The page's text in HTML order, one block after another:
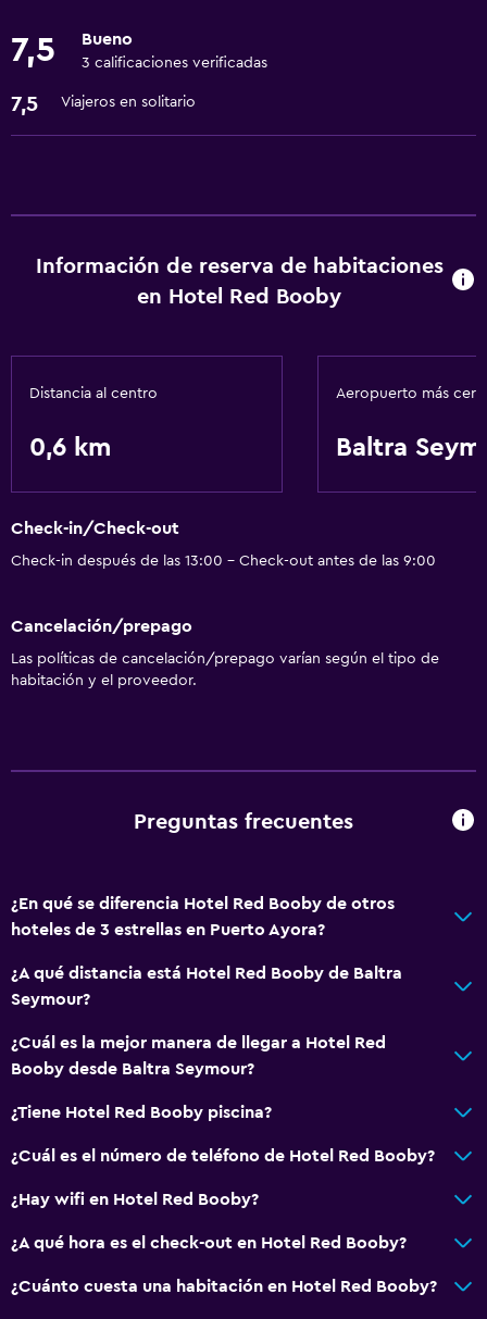
Aire libre
Jardín
Estacionamiento y transporte
Lavandería
Lavandería
Actividades
Acceso a la playa
Espacio de almacenamiento
Servicios y facilidades
Piscina al aire libre
7,5 Bueno
3 calificaciones verificadas
7,5 Viajeros en solitario
Información de reserva de habitaciones
en Hotel Red Booby
Distancia al centro
0,6 km
Aeropuerto más
Baltra
Check-in/Check-out
Check-in después de las 13:00 - Check-out antes de las 9:00
Cancelación/prepago
Las políticas de cancelación/prepago varían según el tipo de
habitación y el proveedor.
Preguntas frecuentes
¿En qué se diferencia Hotel Red Booby de otros
hoteles de 3 estrellas en Puerto Ayora?
¿A qué distancia está Hotel Red Booby de Baltra
Seymour?
¿Cuál es la mejor manera de llegar a Hotel Red
Booby desde Baltra Seymour?
¿Tiene Hotel Red Booby piscina?
¿Cuál es el número de teléfono de Hotel Red Booby?
¿Hay wifi en Hotel Red Booby?
¿A qué hora es el check-out en Hotel Red Booby?
¿Cuánto cuesta una habitación en Hotel Red Booby?